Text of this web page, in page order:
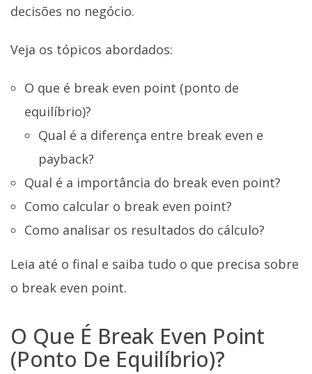
decisões no negócio.
Veja os tópicos abordados:
O que é break even point (ponto de
equilíbrio)?
Qual é a diferença entre break even e
payback?
Qual é a importância do break even point?
Como calcular o break even point?
Como analisar os resultados do cálculo?
Leia até o final e saiba tudo o que precisa sobre
o break even point.
O Que É Break Even Point
(ponto De Equilíbrio)?